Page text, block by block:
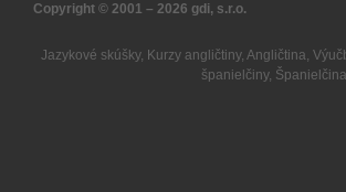
Copyright © 2001 – 2026 gdi, s.r.o.
Jazykové skúšky, Kurzy angličtiny, Angličtina,
španielčiny, Španielčina